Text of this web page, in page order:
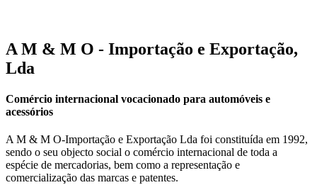
A M & M O - Importação e Exportação,
Lda
Comércio internacional vocacionado para automóveis e
acessórios
A M & M O-Importação e Exportação Lda foi constituída em 1992,
sendo o seu objecto social o comércio internacional de toda a
espécie de mercadorias, bem como a representação e
comercialização das marcas e patentes.